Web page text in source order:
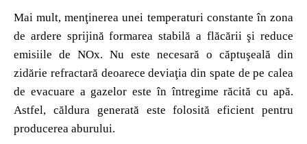
Mai mult, menţinerea unei temperaturi constante în zona
de ardere sprijină formarea stabilă a flăcării şi reduce
emisiile de NOx. Nu este necesară o căptuşeală din
zidărie refractară deoarece deviaţia din spate de pe calea
de evacuare a gazelor este în întregime răcită cu apă.
Astfel, căldura generată este folosită eficient pentru
producerea aburului.